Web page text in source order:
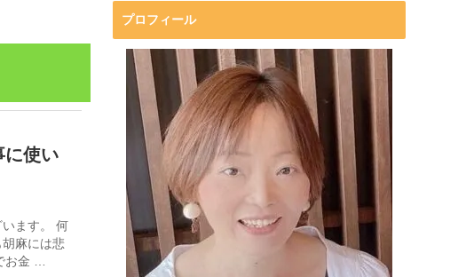
に使い
ます。 何
麻には悲
お金 …
プロフィール